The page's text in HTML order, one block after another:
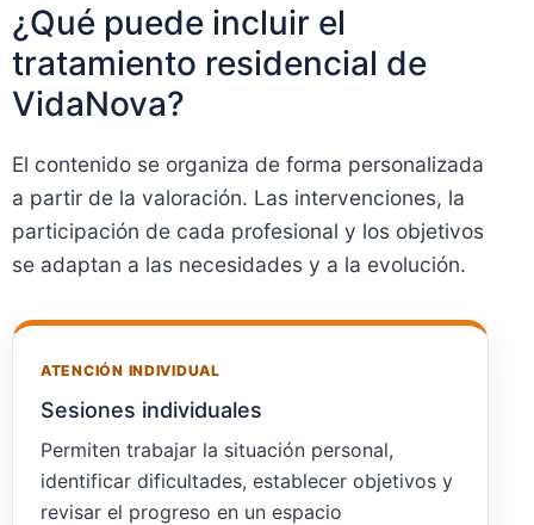
¿Qué puede incluir el
tratamiento residencial de
VidaNova?
El contenido se organiza de forma personalizada
a partir de la valoración. Las intervenciones, la
participación de cada profesional y los objetivos
se adaptan a las necesidades y a la evolución.
ATENCIÓN INDIVIDUAL
Sesiones individuales
Permiten trabajar la situación personal,
identificar dificultades, establecer objetivos y
revisar el progreso en un espacio